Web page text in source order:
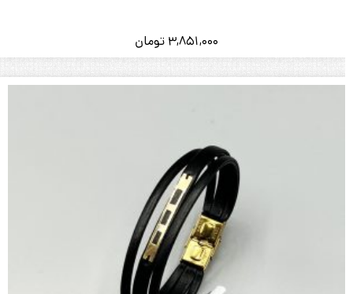
3,851,000تومان